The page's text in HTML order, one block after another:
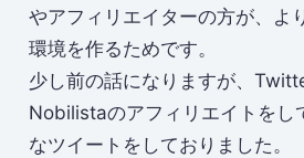
やアフィリエイターの方が、よ
環境を作るためです。
少し前の話になりますが、
Nobilistaのアフィリエイトをし
なツイートをしておりました。